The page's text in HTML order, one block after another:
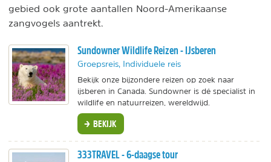
gebied ook grote aantallen Noord-Amerikaanse
zangvogels aantrekt.
Sundowner Wildlife Reizen - IJsberen
Groepsreis, Individuele reis
Bekijk onze bijzondere reizen op zoek naar
ijsberen in Canada. Sundowner is dé specialist in
wildlife en natuurreizen, wereldwijd.
BEKIJK
333TRAVEL - 6-daagse tour